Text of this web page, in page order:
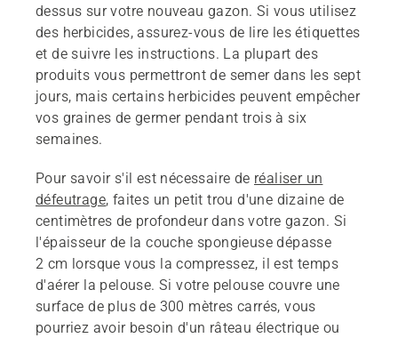
dessus sur votre nouveau gazon. Si vous utilisez
des herbicides, assurez-vous de lire les étiquettes
et de suivre les instructions. La plupart des
produits vous permettront de semer dans les sept
jours, mais certains herbicides peuvent empêcher
vos graines de germer pendant trois à six
semaines.
Pour savoir s'il est nécessaire de réaliser un
défeutrage, faites un petit trou d'une dizaine de
centimètres de profondeur dans votre gazon. Si
l'épaisseur de la couche spongieuse dépasse
2 cm lorsque vous la compressez, il est temps
d'aérer la pelouse. Si votre pelouse couvre une
surface de plus de 300 mètres carrés, vous
pourriez avoir besoin d'un râteau électrique ou